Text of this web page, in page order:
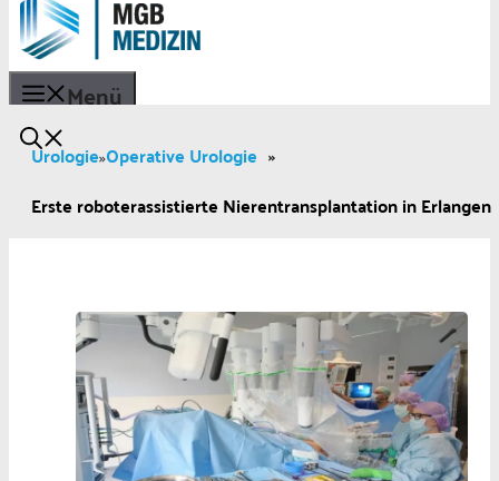
Menü
Urologie»Operative Urologie »
Erste roboterassistierte Nierentransplantation in Erlangen